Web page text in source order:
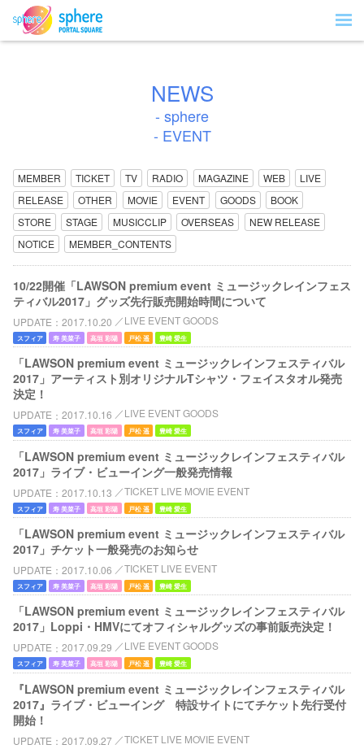
NEWS
- sphere
- EVENT
MEMBER TICKET TV RADIO MAGAZINE WEB
LIVE
RELEASE
OTHER MOVIE EVENT GOODS
BOOK
STORE
STAGE MUSICCLIP OVERSEAS
NEW RELEASE
NOTICE
MEMBER_CONTENTS
10/22開催「LAWSON premium event ミュージックレインフェス
ティバル2017」グッズ先行販売開始時間について
UPDATE 2017.10.20 LIVE EVENT GOODS
スフィア 寿 美菜子 高垣 彩陽 戸松 遥 豊崎 愛生
「LAWSON premium event ミュージックレインフェスティバル
2017」アーティスト別オリジナルTシャツ・フェイスタオル発売
決定！
UPDATE 2017.10.16 LIVE EVENT GOODS
スフィア 寿 美菜子 高垣 彩陽 戸松 遥 豊崎 愛生
「LAWSON premium event ミュージックレインフェスティバル
2017」ライブ・ビューイング一般発売情報
UPDATE 2017.10.13 TICKET LIVE MOVIE EVENT
スフィア 寿 美菜子 高垣 彩陽 戸松 遥 豊崎 愛生
「LAWSON premium event ミュージックレインフェスティバル
2017」チケット一般発売のお知らせ
UPDATE 2017.10.06 TICKET LIVE EVENT
スフィア 寿 美菜子 高垣 彩陽 戸松 遥 豊崎 愛生
「LAWSON premium event ミュージックレインフェスティバル
2017」Loppi・HMVにてオフィシャルグッズの事前販売決定！
UPDATE 2017.09.29 LIVE EVENT GOODS
スフィア 寿 美菜子 高垣 彩陽 戸松 遥 豊崎 愛生
『LAWSON premium event ミュージックレインフェスティバル
2017』ライブ・ビューイング 特設サイトにてチケット先行受付
開始！
UPDATE 2017.09.27 TICKET LIVE MOVIE EVENT